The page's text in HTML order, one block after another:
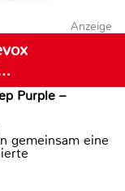
Anzeige
Purple –
gemeinsam eine